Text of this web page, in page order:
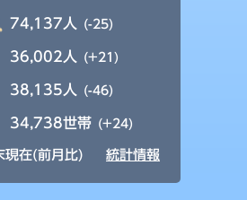
74,137人 (-25)
36,002人 (+21)
38,135人 (-46)
34,738世帯 (+24)
在(前月比) 統計情報